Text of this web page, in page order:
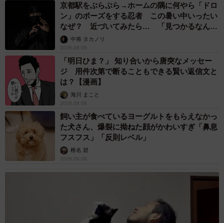
京都駅をぶらぶら→ホームの隅に何やら「ドロ
ン」のポーズをする忍者 この暑い中いったい
なぜ？ 近づいてみたら… 「見つかるなんて
未熟」中将 タカノリ
2026.08.06
「明日ひま？」 知り合いから唐突なメッセー
ジ 用件次第で断ることもできる賢い返信文と
は？【漫画】
海川 まこと
2026.08.06
飼い主が食べているヨーグルトをもらえなかっ
た犬さん、爆裂に拗ねた顔がかわいすぎ「鼻息
フスフス」「反則レベル」
椎名 碧
2026.08.06